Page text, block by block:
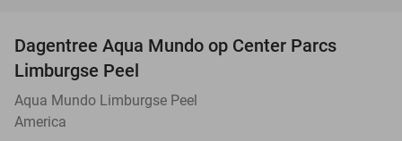
Dagentree Aqua Mundo op Center Parcs
Limburgse Peel
Aqua Mundo Limburgse Peel
America